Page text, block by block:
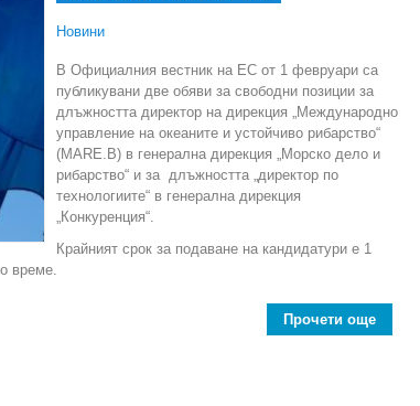
Новини
В Официалния вестник на ЕС от 1 февруари са
публикувани две обяви за свободни позиции за
длъжността директор на дирекция „Международно
управление на океаните и устойчиво рибарство“
(MARE.B) в генерална дирекция „Морско дело и
рибарство“ и за длъжността „директор по
технологиите“ в генерална дирекция
„Конкуренция“.
Крайният срок за подаване на кандидатури е 1
време.
Прочети още